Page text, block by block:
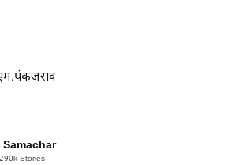
290k Stories